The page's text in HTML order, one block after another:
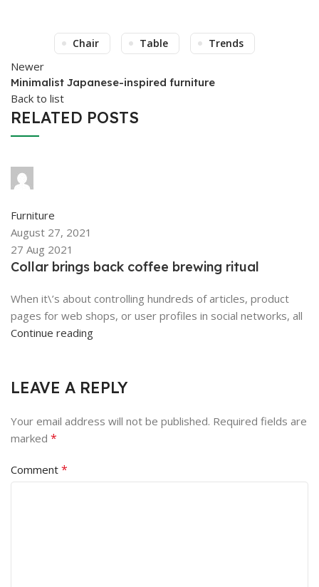
Chair Table Trends
Newer
Minimalist Japanese-inspired furniture
Back to list
RELATED POSTS
Furniture
August 27, 2021
27 Aug 2021
Collar brings back coffee brewing ritual
When it\’s about controlling hundreds of articles, product
pages for web shops, or user profiles in social networks, all
Continue reading
LEAVE A REPLY
Your email address will not be published. Required fields are
marked *
Comment *